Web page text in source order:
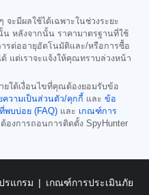
จะมีผลใช้ได้เฉพาะในช่วงระยะ
น หลังจากนั้น ราคามาตรฐานที่ใช้
รต่ออายุอัตโนมัติและ/หรือการซื้อ
แต่เราจะแจ้งให้คุณทราบล่วงหน้า
ยใต้เงื่อนไขที่คุณต้องยอมรับข้อ
ความเป็นส่วนตัว/คุกกี้ และ ข้อ
พบบ่อย (FAQ) และ เกณฑ์การ
องการถอนการติดตั้ง SpyHunter
รแกรม เกณฑ์การประเมินภัย